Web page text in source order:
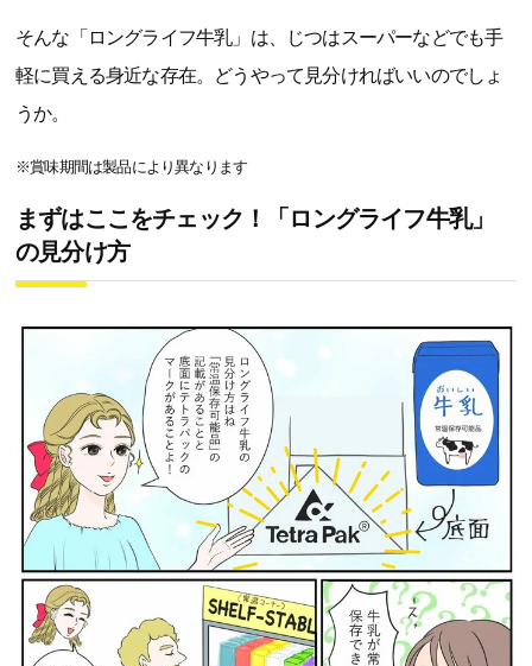
そんな「ロングライフ牛乳」は、じつはスーパーなどでも手
軽に買える身近な存在。どうやって見分ければいいのでしょ
うか。
※賞味期間は製品により異なります
まずはここをチェック！「ロングライフ牛乳」
の見分け方